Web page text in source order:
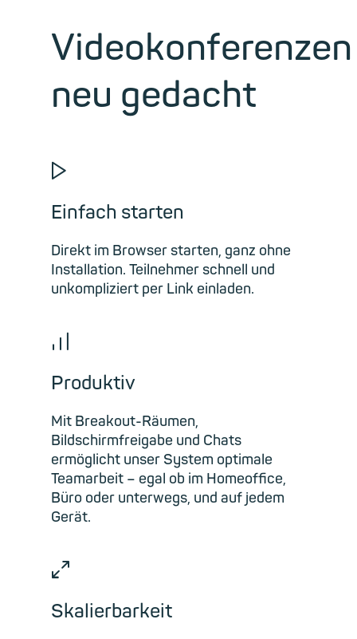
Videokonferenzen
neu gedacht
▶
Einfach starten
Direkt im Browser starten, ganz ohne
Installation. Teilnehmer schnell und
unkompliziert per Link einladen.
📊︎
Produktiv
Mit Breakout-Räumen,
Bildschirmfreigabe und Chats
ermöglicht unser System optimale
Teamarbeit – egal ob im Homeoffice,
Büro oder unterwegs, und auf jedem
Gerät.
⤢
Skalierbarkeit